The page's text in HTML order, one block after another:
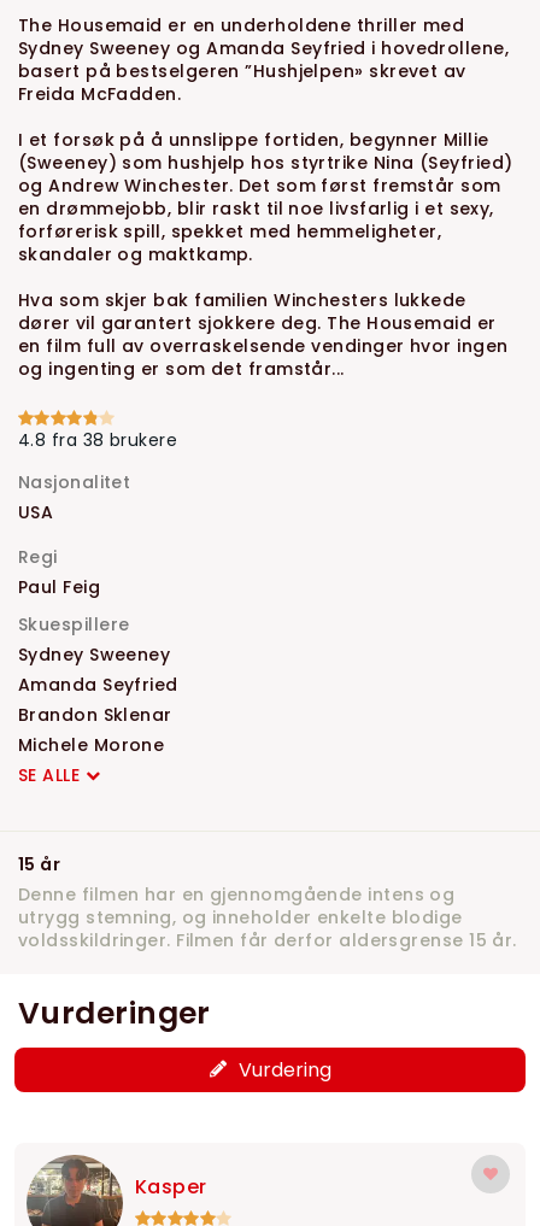
The Housemaid er en underholdene thriller med
Sydney Sweeney og Amanda Seyfried i hovedrollene,
basert på bestselgeren ”Hushjelpen» skrevet av
Freida McFadden.
I et forsøk på å unnslippe fortiden, begynner Millie
(Sweeney) som hushjelp hos styrtrike Nina (Seyfried)
og Andrew Winchester. Det som først fremstår som
en drømmejobb, blir raskt til noe livsfarlig i et sexy,
forførerisk spill, spekket med hemmeligheter,
skandaler og maktkamp.
Hva som skjer bak familien Winchesters lukkede
dører vil garantert sjokkere deg. The Housemaid er
en film full av overraskelsende vendinger hvor ingen
og ingenting er som det framstår...
4.8 fra 38 brukere
Nasjonalitet
USA
Regi
Paul Feig
Skuespillere
Sydney Sweeney
Amanda Seyfried
Brandon Sklenar
Michele Morone
SE ALLE
15 år
Denne filmen har en gjennomgående intens og
utrygg stemning, og inneholder enkelte blodige
voldsskildringer. Filmen får derfor aldersgrense 15 år.
Vurderinger
Vurdering
Kasper